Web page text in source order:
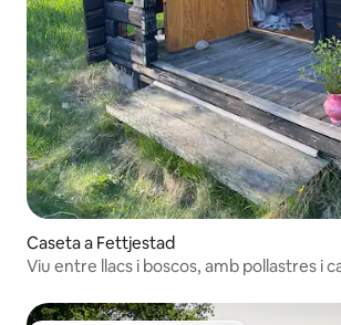
Caseta a Fettjestad
Viu entre llacs i boscos, amb pollastres i